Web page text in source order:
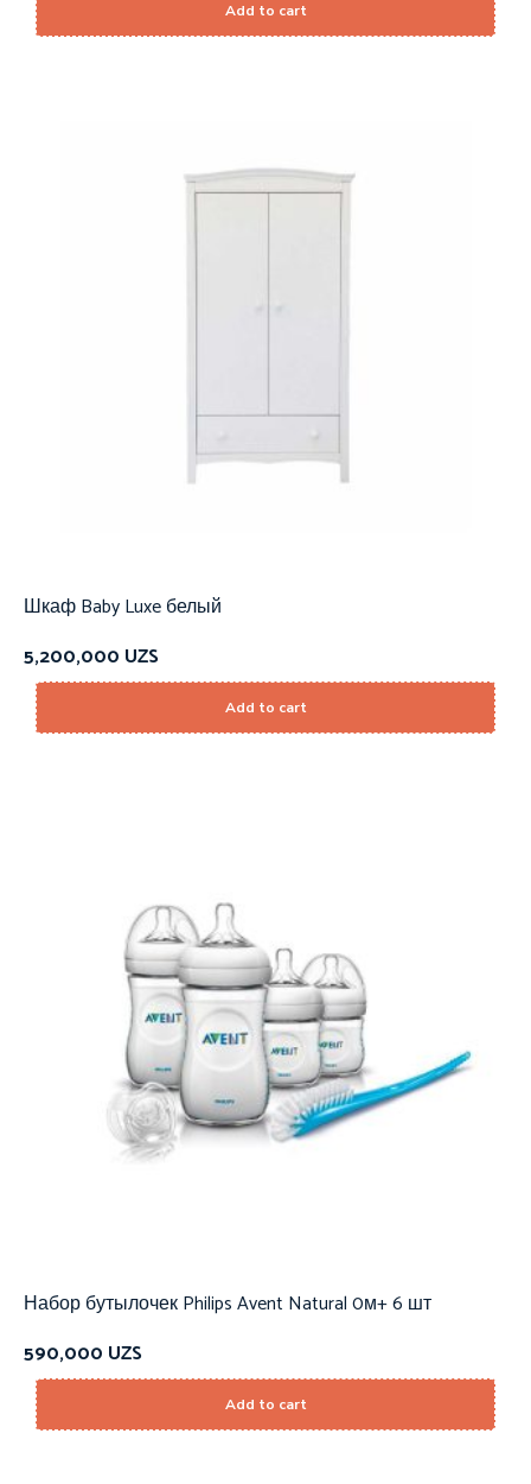
Add to cart
Шкаф Baby Luxe белый
5,200,000 UZS
Add to cart
Набор бутылочек Philips Avent Natural 0м+ 6 шт
590,000 UZS
Add to cart